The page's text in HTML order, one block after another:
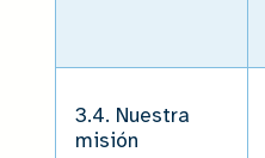
3.4. Nuestra
misión